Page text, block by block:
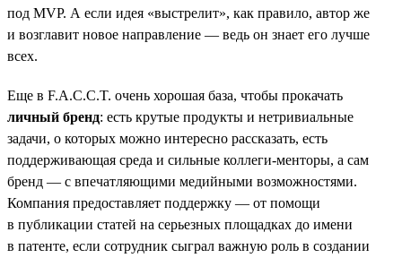
под MVP. А если идея «выстрелит», как правило, автор же
и возглавит новое направление — ведь он знает его лучше
всех.
Еще в F.A.C.C.T. очень хорошая база, чтобы прокачать
личный бренд: есть крутые продукты и нетривиальные
задачи, о которых можно интересно рассказать, есть
поддерживающая среда и сильные коллеги-менторы, а сам
бренд — с впечатляющими медийными возможностями.
Компания предоставляет поддержку — от помощи
в публикации статей на серьезных площадках до имени
в патенте, если сотрудник сыграл важную роль в создании